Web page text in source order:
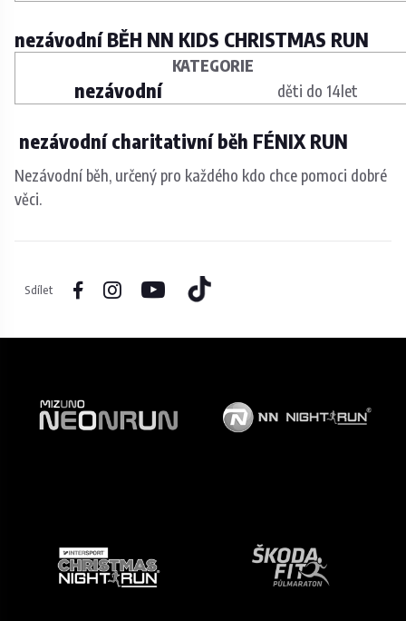
nezávodní BĚH NN KIDS CHRISTMAS RUN
KATEGORIE
nezávodní děti do 14let
nezávodní charitativní běh FÉNIX RUN
Nezávodní běh, určený pro každého kdo chce pomoci dobré
věci.
Sdílet